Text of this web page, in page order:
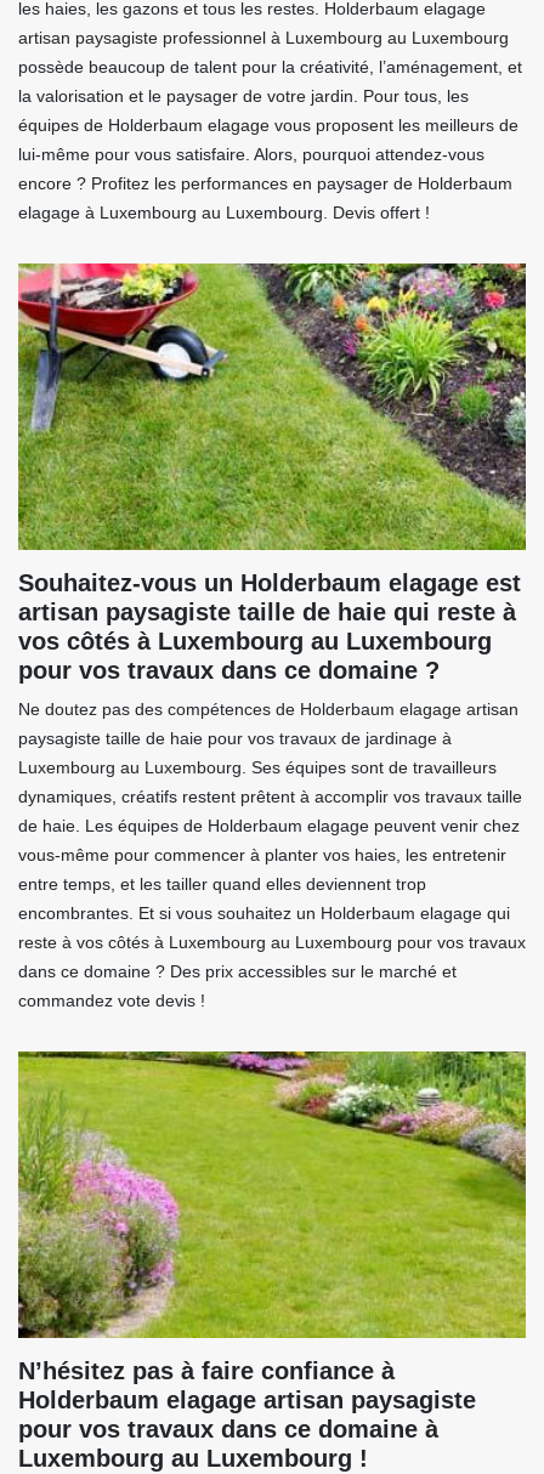
les haies, les gazons et tous les restes. Holderbaum elagage
artisan paysagiste professionnel à Luxembourg au Luxembourg
possède beaucoup de talent pour la créativité, l’aménagement, et
la valorisation et le paysager de votre jardin. Pour tous, les
équipes de Holderbaum elagage vous proposent les meilleurs de
lui-même pour vous satisfaire. Alors, pourquoi attendez-vous
encore ? Profitez les performances en paysager de Holderbaum
elagage à Luxembourg au Luxembourg. Devis offert !
Souhaitez-vous un Holderbaum elagage est
artisan paysagiste taille de haie qui reste à
vos côtés à Luxembourg au Luxembourg
pour vos travaux dans ce domaine ?
Ne doutez pas des compétences de Holderbaum elagage artisan
paysagiste taille de haie pour vos travaux de jardinage à
Luxembourg au Luxembourg. Ses équipes sont de travailleurs
dynamiques, créatifs restent prêtent à accomplir vos travaux taille
de haie. Les équipes de Holderbaum elagage peuvent venir chez
vous-même pour commencer à planter vos haies, les entretenir
entre temps, et les tailler quand elles deviennent trop
encombrantes. Et si vous souhaitez un Holderbaum elagage qui
reste à vos côtés à Luxembourg au Luxembourg pour vos travaux
dans ce domaine ? Des prix accessibles sur le marché et
commandez vote devis !
N’hésitez pas à faire confiance à
Holderbaum elagage artisan paysagiste
pour vos travaux dans ce domaine à
Luxembourg au Luxembourg !